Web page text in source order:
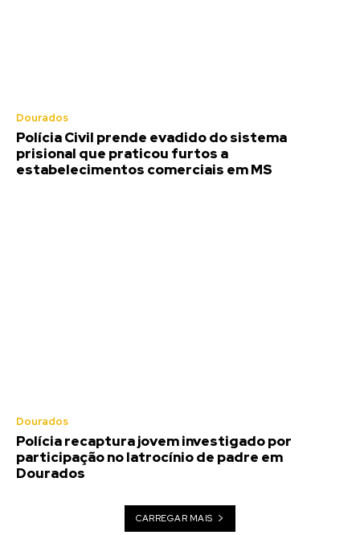
Dourados
Polícia Civil prende evadido do sistema
prisional que praticou furtos a
estabelecimentos comerciais em MS
Dourados
Polícia recaptura jovem investigado por
participação no latrocínio de padre em
Dourados
CARREGAR MAIS